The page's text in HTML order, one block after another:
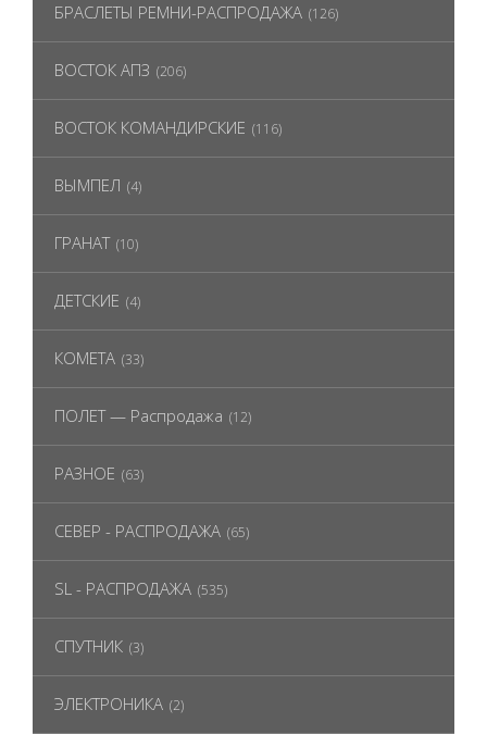
БРАСЛЕТЫ РЕМНИ-РАСПРОДАЖА (126)
ВОСТОК АПЗ (206)
ВОСТОК КОМАНДИРСКИЕ (116)
ВЫМПЕЛ (4)
ГРАНАТ (10)
ДЕТСКИЕ (4)
КОМЕТА (33)
ПОЛЕТ — Распродажа (12)
РАЗНОЕ (63)
СЕВЕР - РАСПРОДАЖА (65)
SL - РАСПРОДАЖА (535)
СПУТНИК (3)
ЭЛЕКТРОНИКА (2)